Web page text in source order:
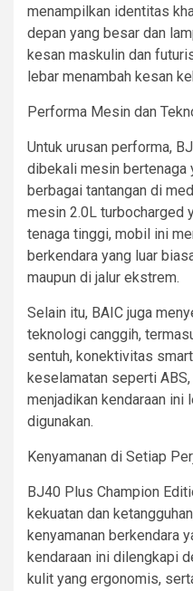
menampilkan identitas
depan yang besar dan
kesan maskulin dan
lebar menambah kesan
Performa Mesin dan
Untuk urusan performa,
dibekali mesin bertenaga
berbagai tantangan di
mesin 2.0L turbocharged
tenaga tinggi, mobil ini
berkendara yang luar
maupun di jalur ekstrem.
Selain itu, BAIC juga
teknologi canggih,
sentuh, konektivitas
keselamatan seperti ABS,
menjadikan kendaraan ini
digunakan.
Kenyamanan di Setiap
BJ40 Plus Champion
kekuatan dan
kenyamanan berkendara
kendaraan ini dilengkapi
kulit yang ergonomis,